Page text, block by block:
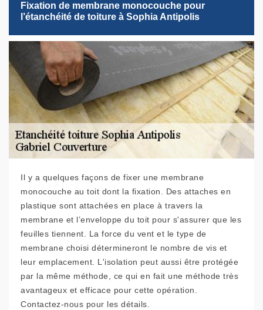
Fixation de membrane monocouche pour
l’étanchéité de toiture à Sophia Antipolis
Il y a quelques façons de fixer une membrane
monocouche au toit dont la fixation. Des attaches en
plastique sont attachées en place à travers la
membrane et l’enveloppe du toit pour s'assurer que les
feuilles tiennent. La force du vent et le type de
membrane choisi détermineront le nombre de vis et
leur emplacement. L'isolation peut aussi être protégée
par la même méthode, ce qui en fait une méthode très
avantageux et efficace pour cette opération.
Contactez-nous pour les détails.